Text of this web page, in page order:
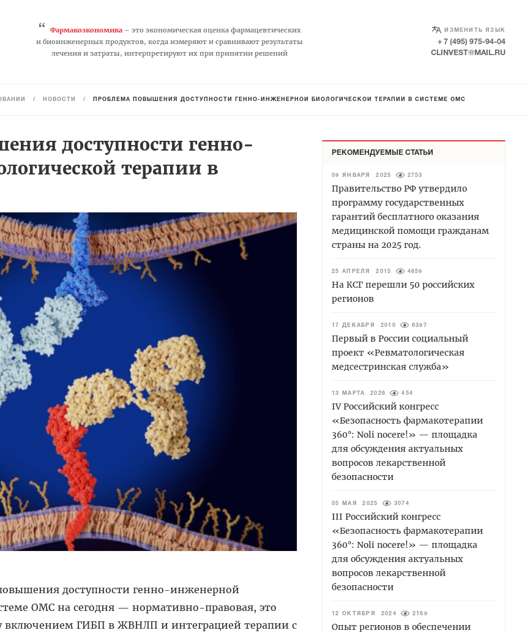
“ Фармакоэкономика– это экономическая оценка фармацевтических
и биоинженерных продуктов, когда измеряют и сравнивают результаты
лечения и затраты, интерпретируют их при принятии решений
ИЗМЕНИТЬ ЯЗЫК
SELECT LANGUAGE
+ 7 (495) 975-94-04
CLINVEST@MAIL.RU
/ НОВОСТИ / ПРОБЛЕМА ПОВЫШЕНИЯ ДОСТУПНОСТИ ГЕННО-ИНЖЕНЕРНОЙ БИОЛОГИЧЕСКОЙ ТЕРАПИИ В СИСТЕМЕ ОМС
доступности генно-
терапии в
доступности генно-инженерной
ОМС на сегодня — нормативно-правовая, это
включением ГИБП в ЖВНЛП и интеграцией терапии с
РЕКОМЕНДУЕМЫЕ СТАТЬИ
09 ЯНВАРЯ 2025 2753
Правительство РФ утвердило
программу государственных
гарантий бесплатного оказания
медицинской помощи гражданам
страны на 2025 год.
25 АПРЕЛЯ 2015 4659
На КСГ перешли 50 российских
регионов
17 ДЕКАБРЯ 2010 6397
Первый в России социальный
проект «Ревматологическая
медсестринская служба»
13 МАРТА 2026 454
IV Российский конгресс
«Безопасность фармакотерапии
360°: Noli nocere!» — площадка
для обсуждения актуальных
вопросов лекарственной
безопасности
05 МАЯ 2025 3074
III Российский конгресс
«Безопасность фармакотерапии
360°: Noli nocere!» — площадка
для обсуждения актуальных
вопросов лекарственной
безопасности
12 ОКТЯБРЯ 2024 2169
Опыт регионов в обеспечении